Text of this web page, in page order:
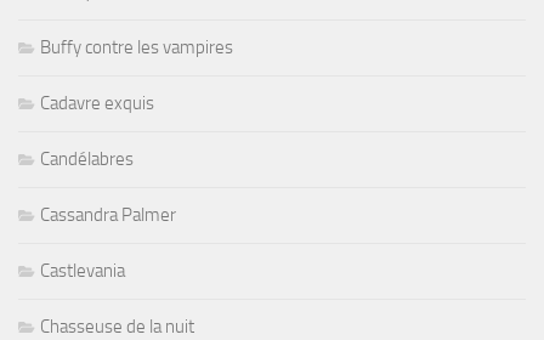
Buffy contre les vampires
Cadavre exquis
Candélabres
Cassandra Palmer
Castlevania
Chasseuse de la nuit